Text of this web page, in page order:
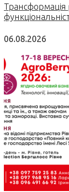
Трансформація
06.08.2026